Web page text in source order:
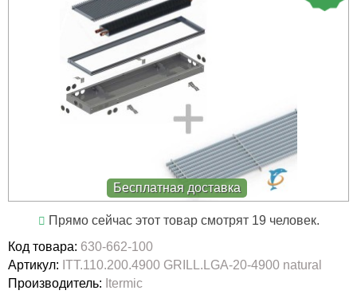
Бесплатная доставка
Прямо сейчас этот товар смотрят 19 человек.
Код товара: 630-662-100
Артикул: ITT.110.200.4900 GRILL.LGA-20-4900 natural
Производитель: Itermic